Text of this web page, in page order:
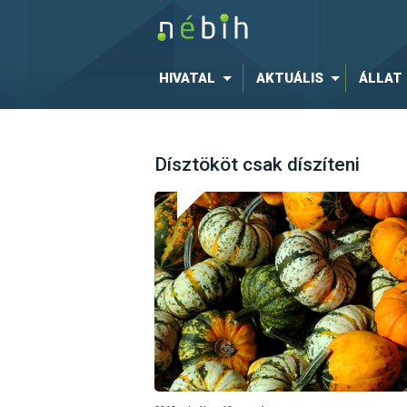
HIVATAL AKTUÁLIS ÁLLAT
Dísztököt csak díszíteni